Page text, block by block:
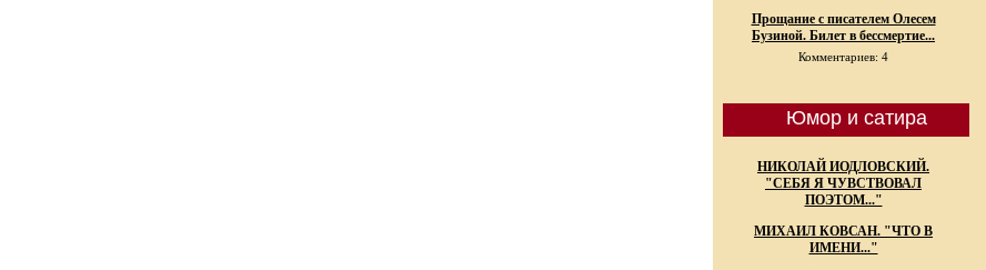
Прощание с писателем Олесем
Бузиной. Билет в бессмертие...
Комментариев: 4
Юмор и сатира
НИКОЛАЙ ИОДЛОВСКИЙ.
"СЕБЯ Я ЧУВСТВОВАЛ
ПОЭТОМ..."
МИХАИЛ КОВСАН. "ЧТО В
ИМЕНИ..."